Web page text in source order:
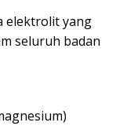
elektrolit yang
seluruh badan